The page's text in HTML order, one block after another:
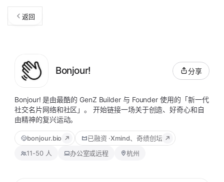
返回
Bonjour!
Bonjour! 是由最酷的 GenZ Builder 与 Founder 使用的「新一代
社交名片网络和社区」。 开始链接一场关于创造、好奇心和自
由精神的复兴运动。
分享
bonjour.bio 已融资 ·Xmind、奇绩创坛
11-50 人
办公室或远程 杭州